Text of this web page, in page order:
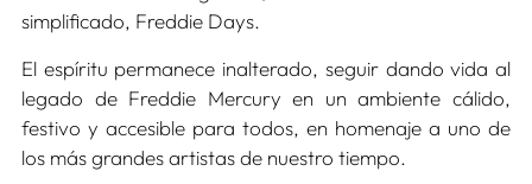
simplificado, Freddie Days.
El espíritu permanece inalterado, seguir dando vida al
legado de Freddie Mercury en un ambiente cálido,
festivo y accesible para todos, en homenaje a uno de
los más grandes artistas de nuestro tiempo.